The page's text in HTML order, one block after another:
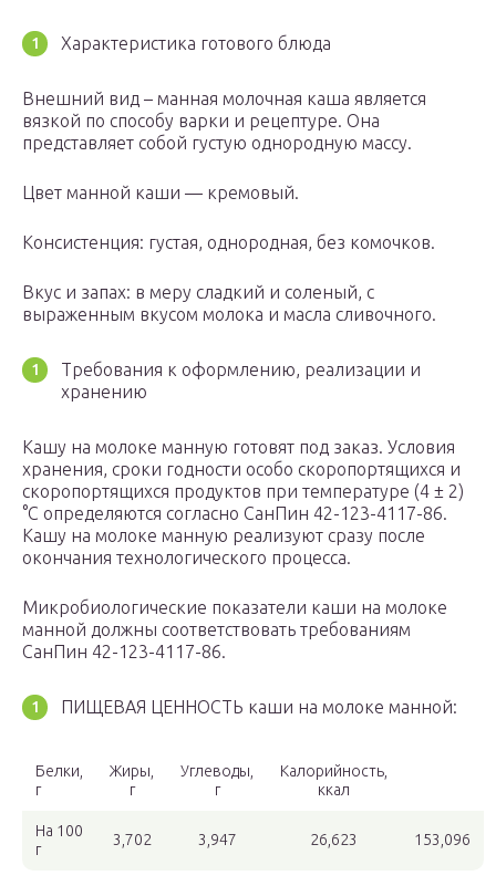
Характеристика готового блюда
Внешний вид – манная молочная каша является
вязкой по способу варки и рецептуре. Она
представляет собой густую однородную массу.
Цвет манной каши — кремовый.
Консистенция: густая, однородная, без комочков.
Вкус и запах: в меру сладкий и соленый, с
выраженным вкусом молока и масла сливочного.
Требования к оформлению, реализации и
хранению
Кашу на молоке манную готовят под заказ. Условия
хранения, сроки годности особо скоропортящихся и
скоропортящихся продуктов при температуре (4 ± 2)
°С определяются согласно СанПин 42-123-4117-86.
Кашу на молоке манную реализуют сразу после
окончания технологического процесса.
Микробиологические показатели каши на молоке
манной должны соответствовать требованиям
СанПин 42-123-4117-86.
ПИЩЕВАЯ ЦЕННОСТЬ каши на молоке манной:
Белки,
г
Жиры,
г
Углеводы,
г
Калорийность,
ккал
На 100
г
3,702 3,947 26,623 153,096